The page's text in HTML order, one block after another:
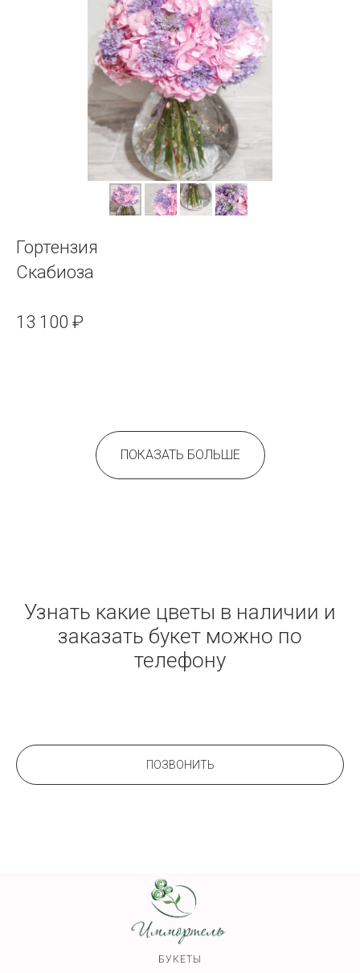
Гортензия
Скабиоза
13 100 ₽
ПОКАЗАТЬ БОЛЬШЕ
Узнать какие цветы в наличии и
заказать букет можно по
телефону
ПОЗВОНИТЬ
БУКЕТЫ